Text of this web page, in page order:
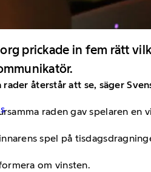
efter:
prickade in fem rätt
återstår att se, säger
raden gav spelaren en
spel på
om vinsten.